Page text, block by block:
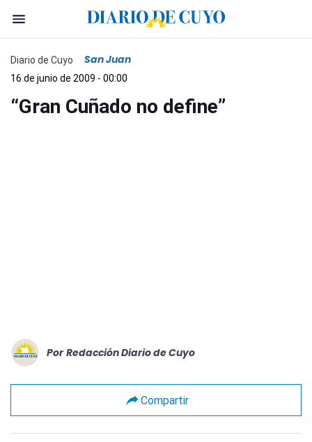
Diario de Cuyo San Juan
16 de junio de 2009 - 00:00
“Gran Cuñado no define”
Por Redacción Diario de Cuyo
Compartir